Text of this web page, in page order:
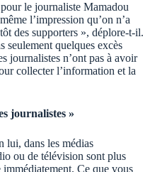
le journaliste Mamadou
l’impression qu’on n’a
des supporters », déplore-t-il.
seulement quelques excès
journalistes n’ont pas à avoir
collecter l’information et la
journalistes »
lui, dans les médias
ou de télévision sont plus
immédiatement. Ce que vous